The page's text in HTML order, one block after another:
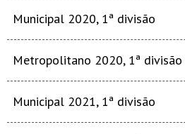
Municipal 2020, 1ª divisão
Metropolitano 2020, 1ª divisão
Municipal 2021, 1ª divisão